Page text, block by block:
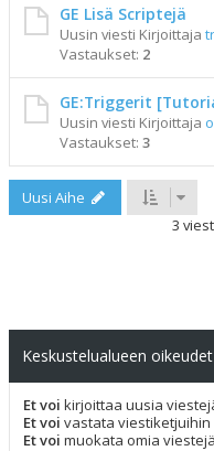
GE Lisä Scriptejä
Uusin viesti Kirjoittaja
Vastaukset: 2
GE:Triggerit
Uusin viesti Kirjoittaja
Vastaukset: 3
Uusi Aihe
3
Keskustelualueen oikeudet
Et voi kirjoittaa uusia
Et voi vastata viestiketjuihin
Et voi muokata omia